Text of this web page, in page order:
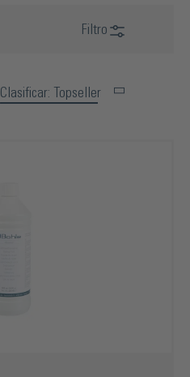
Filtro
Clasificar: Topseller